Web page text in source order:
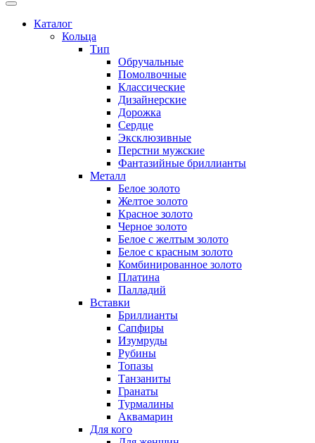
Каталог
Кольца
Тип
Обручальные
Помолвочные
Классические
Дизайнерские
Дорожка
Сердце
Эксклюзивные
Перстни мужские
Фантазийные бриллианты
Металл
Белое золото
Желтое золото
Красное золото
Черное золото
Белое с желтым золото
Белое с красным золото
Комбинированное золото
Платина
Палладий
Вставки
Бриллианты
Сапфиры
Изумруды
Рубины
Топазы
Танзаниты
Гранаты
Турмалины
Аквамарин
Для кого